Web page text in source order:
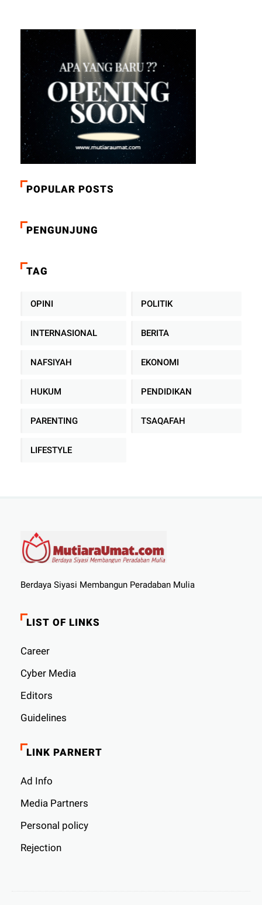
POPULAR POSTS
PENGUNJUNG
TAG
OPINI POLITIK
INTERNASIONAL BERITA
NAFSIYAH EKONOMI
HUKUM PENDIDIKAN
PARENTING TSAQAFAH
LIFESTYLE
Berdaya Siyasi Membangun Peradaban Mulia
LIST OF LINKS
Career
Cyber ​​Media
Editors
Guidelines
LINK PARNERT
Ad Info
Media Partners
Personal policy
Rejection